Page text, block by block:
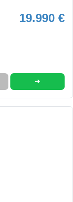
19.990 €
➜